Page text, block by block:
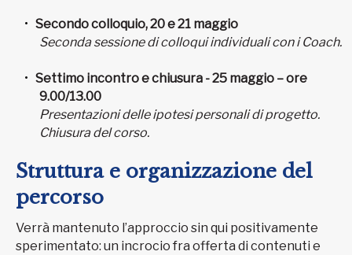
Secondo colloquio, 20 e 21 maggio
Seconda sessione di colloqui individuali con i Coach.
Settimo incontro e chiusura - 25 maggio – ore
9.00/13.00
Presentazioni delle ipotesi personali di progetto.
Chiusura del corso.
Struttura e organizzazione del
percorso
Verrà mantenuto l’approccio sin qui positivamente
sperimentato: un incrocio fra offerta di contenuti e